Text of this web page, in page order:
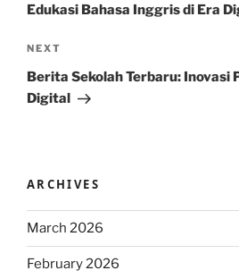
Edukasi Bahasa Inggris di Era
Next
Post
NEXT
Berita Sekolah Terbaru: Inovasi
Digital
ARCHIVES
March 2026
February 2026